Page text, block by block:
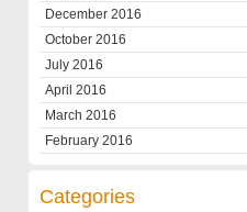
December 2016
October 2016
July 2016
April 2016
March 2016
February 2016
Categories